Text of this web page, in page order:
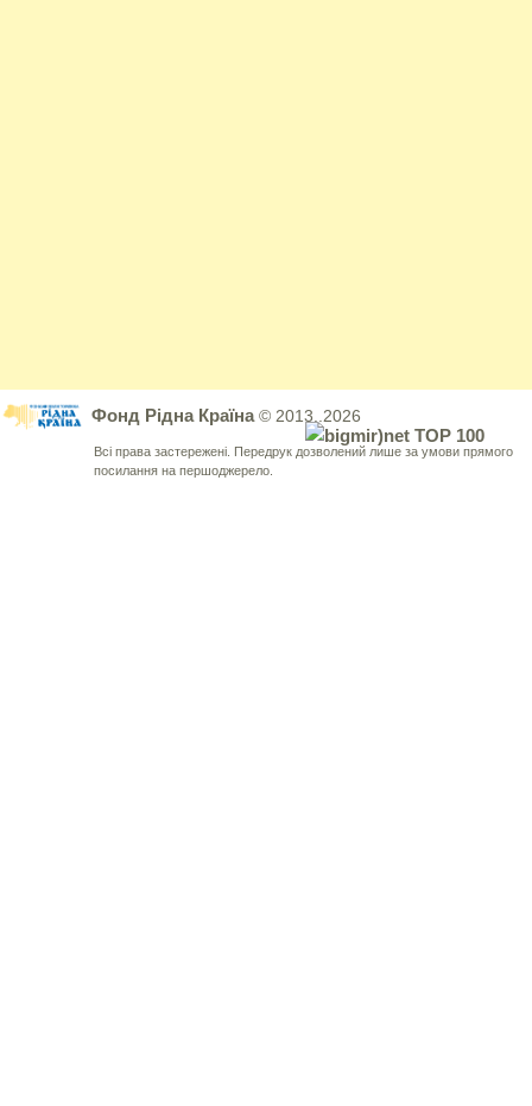
Фонд Рідна Країна© 2013..2026
Всі права застережені. Передрук дозволений лише за умови прямого
посилання на першоджерело.